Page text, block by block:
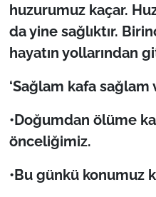
huzurumuz kaçar.
da yine sağlıktır.
hayatın yollarından
‘Sağlam kafa sağlam
•Doğumdan ölüme
önceliğimiz.
•Bu günkü konumuz
TÜRKİYE
Bölge
Güvenlik
Genel